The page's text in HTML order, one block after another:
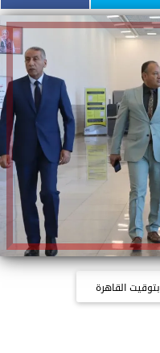
بتوقيت القاهرة